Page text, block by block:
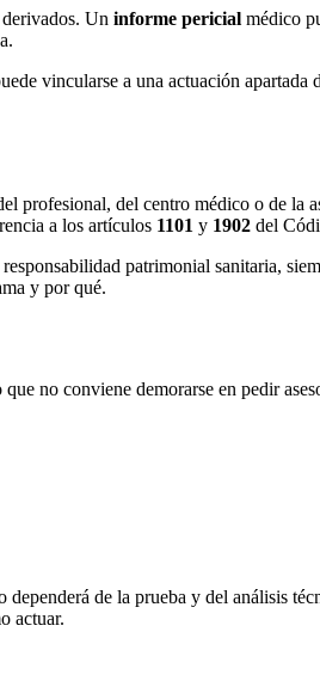
Un informe pericial médico
vincularse a una actuación apartada
profesional, del centro médico o de la
a los artículos 1101 y 1902 del
patrimonial sanitaria,
y por qué.
no conviene demorarse en pedir
de la prueba y del análisis
actuar.